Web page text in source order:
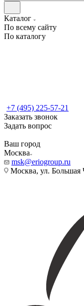
Каталог
По всему сайту
По каталогу
+7 (495) 225-57-21
Заказать звонок
Задать вопрос
Ваш город
Москва
msk@eriogroup.ru
Москва, ул. Большая